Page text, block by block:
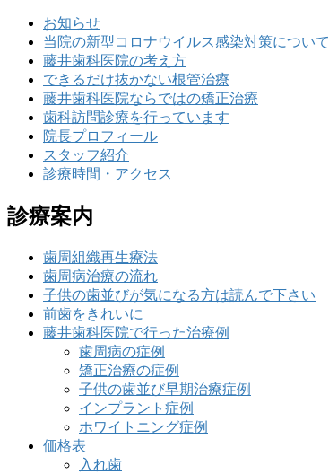
お知らせ
当院の新型コロナウイルス感染対策について
藤井歯科医院の考え方
できるだけ抜かない根管治療
藤井歯科医院ならではの矯正治療
歯科訪問診療を行っています
院長プロフィール
スタッフ紹介
診療時間・アクセス
診療案内
歯周組織再生療法
歯周病治療の流れ
子供の歯並びが気になる方は読んで下さい
前歯をきれいに
藤井歯科医院で行った治療例
歯周病の症例
矯正治療の症例
子供の歯並び早期治療症例
インプラント症例
ホワイトニング症例
価格表
入れ歯